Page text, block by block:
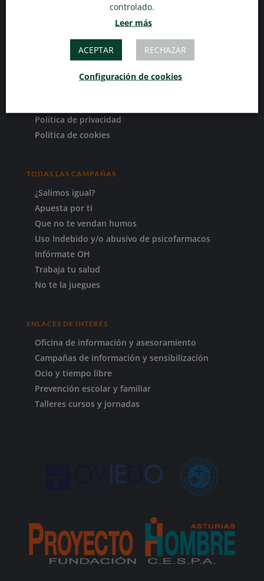
Conócenos
Publicaciones
Política de privacidad
Política de cookies
TODAS LAS CAMPAÑAS
¿Salimos igual?
Apuesta por ti
Que no te vendan humos
Uso Indebido y/o abusivo de psicofarmacos
Infórmate OH
Trabaja tu salud
No te la juegues
ENLACES DE INTERÉS
Oficina de información y asesoramiento
Campañas de información y sensibilización
Ocio y tiempo libre
Prevención escolar y familiar
Talleres cursos y jornadas
controlado.
Leer más
ACEPTAR RECHAZAR
Configuración de cookies